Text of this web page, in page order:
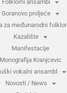
Folklorni ansambl
Goranovo proljeće
za međunarodni folklor
Kazalište
Manifestacije
Monografija Kranjcevic
vokalni ansambl
Novosti / News